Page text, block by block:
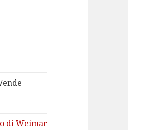
di Weimar